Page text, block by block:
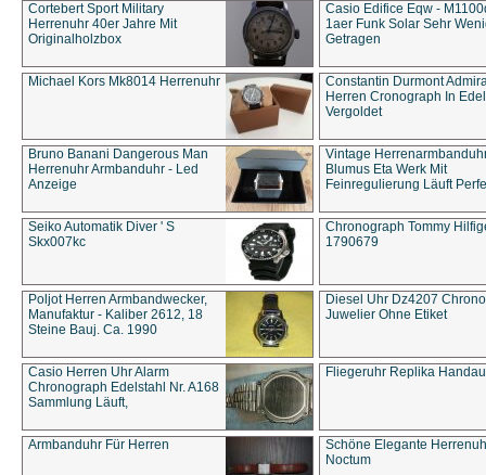
Cortebert Sport Military
Herrenuhr 40er Jahre Mit
Originalholzbox
Casio Edifice Eqw -
1aer Funk Solar Sehr
Getragen
Michael Kors Mk8014 Herrenuhr
Constantin Durmont
Herren Cronograph In
Vergoldet
Bruno Banani Dangerous Man
Herrenuhr Armbanduhr - Led
Anzeige
Vintage
Blumus Eta Werk Mit
Feinregulierung Läuft
Seiko Automatik Diver ' S
Skx007kc
Chronograph Tommy
1790679
Poljot Herren Armbandwecker,
Manufaktur - Kaliber 2612, 18
Steine Bauj. Ca. 1990
Diesel Uhr Dz4207
Juwelier Ohne Etiket
Casio Herren Uhr Alarm
Chronograph Edelstahl Nr. A168
Sammlung Läuft,
Fliegeruhr Replika
Armbanduhr Für Herren
Schöne Elegante
Noctum